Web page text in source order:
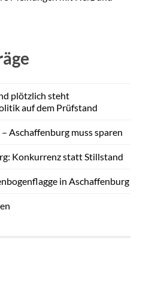
plötzlich steht
auf dem Prüfstand
Aschaffenburg muss sparen
Konkurrenz statt Stillstand
in Aschaffenburg